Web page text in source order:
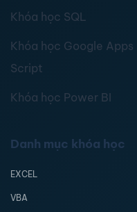
Khóa học SQL
Khóa học Google Apps
Script
Khóa học Power BI
Danh mục khóa học
EXCEL
VBA